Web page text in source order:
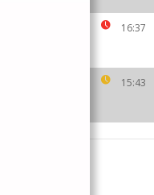
16:37
15:43